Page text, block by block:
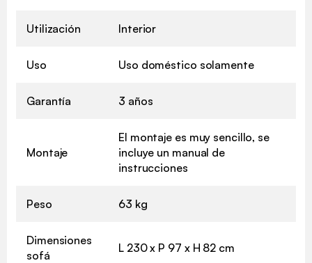
Utilización Interior
Uso Uso doméstico solamente
Garantía 3 años
Montaje
El montaje es muy sencillo, se
incluye un manual de
instrucciones
Peso 63 kg
Dimensiones
sofá
L 230 x P 97 x H 82 cm